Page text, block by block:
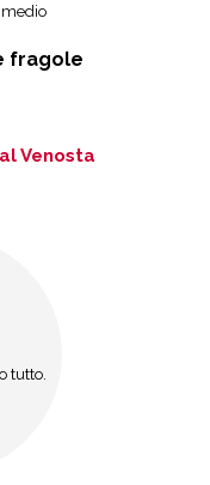
medio
fragole
Venosta
tutto.